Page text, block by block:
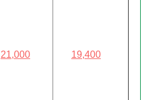
21,000 19,400